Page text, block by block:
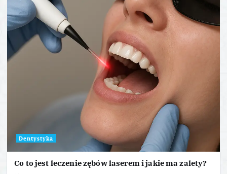
Dentystyka
Co to jest leczenie zębów laserem i jakie ma zalety?